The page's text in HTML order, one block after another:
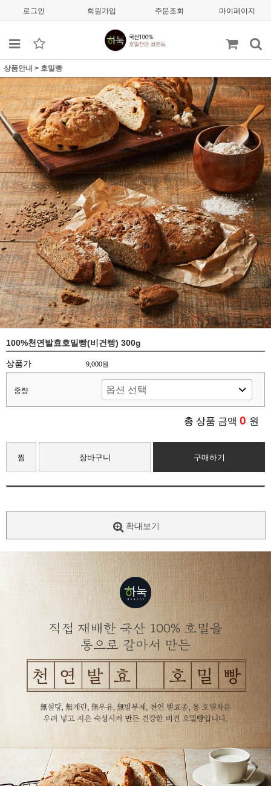
로그인 회원가입 주문조회 마이페이지
상품안내 > 호밀빵
100%천연발효호밀빵(비건빵) 300g
상품가 9,000원
중량
총 상품 금액 0 원
찜 장바구니 구매하기
확대보기